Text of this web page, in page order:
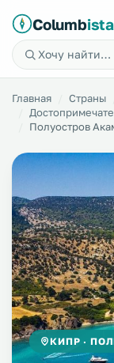
Columbista
Главная Страны
Полуостров
КИПР ·